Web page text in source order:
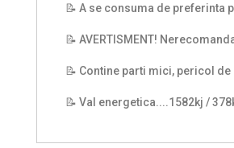
📝 A se consuma de preferinta
📝 AVERTISMENT!
📝 Contine parti mici, pericol
📝 Val energetica....1582kj /